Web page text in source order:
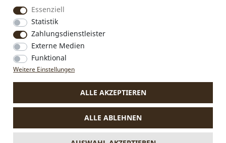
Social Media
Instagram
Facebook
VERTRAG WIDERRUFEN
Die durchgestrichenen Preise entsprechen dem bisherigen Preis
** Gilt für Lieferungen nach Deutschland. Lieferzeiten für andere
Essenziell
Statistik
Zahlungsdienstleister
Externe Medien
Funktional
Weitere Einstellungen
ALLE AKZEPTIEREN
ALLE ABLEHNEN